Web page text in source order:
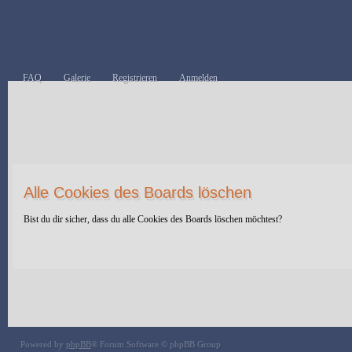
FAQ Galerie Registrieren Anmelden
Alle Cookies des Boards löschen
Bist du dir sicher, dass du alle Cookies des Boards löschen möchtest?
Powered by phpBB® Forum Software © phpBB Group